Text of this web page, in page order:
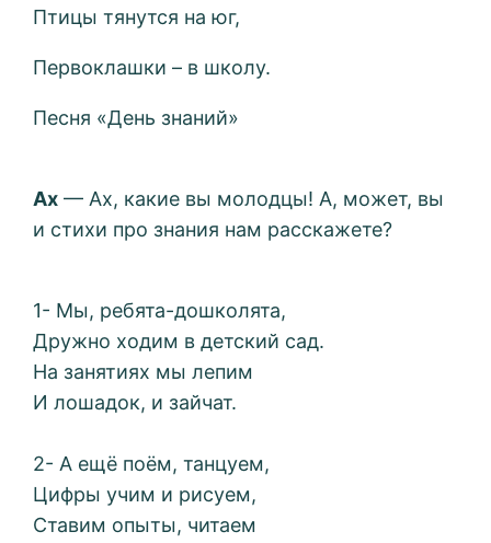
Птицы тянутся на юг,
Первоклашки – в школу.
Песня «День знаний»
Ах — Ах, какие вы молодцы! А, может, вы
и стихи про знания нам расскажете?
1- Мы, ребята-дошколята,
Дружно ходим в детский сад.
На занятиях мы лепим
И лошадок, и зайчат.
2- А ещё поём, танцуем,
Цифры учим и рисуем,
Ставим опыты, читаем